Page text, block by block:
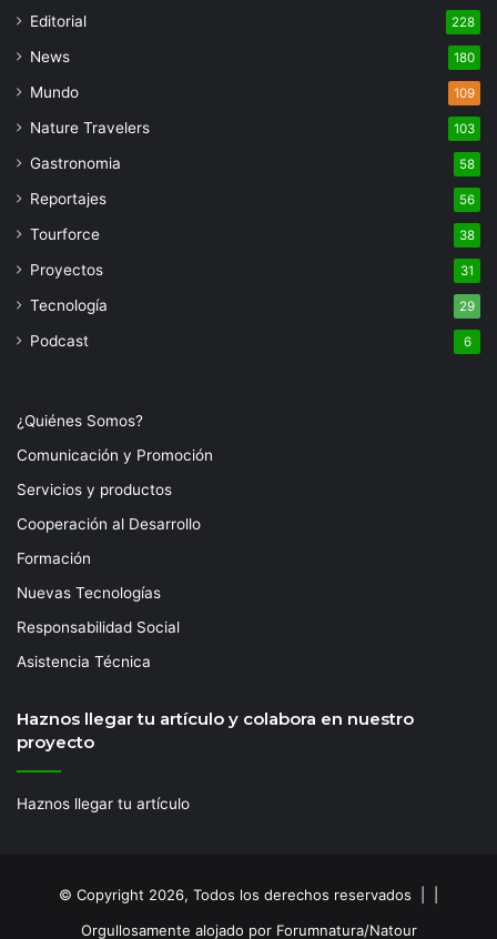
Editorial 228
News 180
Mundo 109
Nature Travelers 103
Gastronomia 58
Reportajes 56
Tourforce 38
Proyectos 31
Tecnología 29
Podcast 6
¿Quiénes Somos?
Comunicación y Promoción
Servicios y productos
Cooperación al Desarrollo
Formación
Nuevas Tecnologías
Responsabilidad Social
Asistencia Técnica
Haznos llegar tu artículo y colabora en nuestro
proyecto
Haznos llegar tu artículo
© Copyright 2026, Todos los derechos reservados | |
Orgullosamente alojado por Forumnatura/Natour